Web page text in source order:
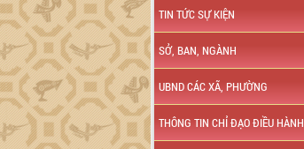
TIN TỨC SỰ KIỆN
SỞ, BAN, NGÀNH
UBND CÁC XÃ, PHƯỜNG
THÔNG TIN CHỈ ĐẠO ĐIỀU HÀNH